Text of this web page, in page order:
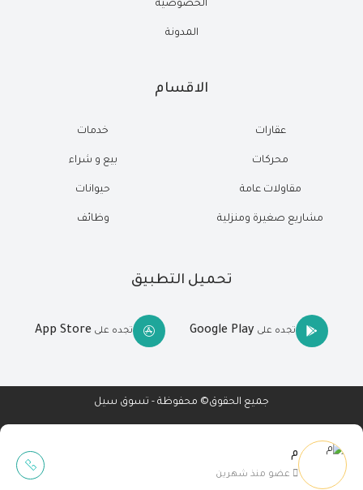
م
عضو منذ شهرين
الخصوصية
المدونة
الاقسام
عقارات
محركات
مقاولات عامة
مشاريع صغيرة ومنزلية
خدمات
بيع و شراء
حيوانات
وظائف
تحميل التطبيق
تجده على Google Play تجده على App Store
جميع الحقوق© محفوظة - تسوق سيل